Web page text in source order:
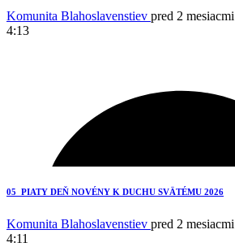
3
Komunita Blahoslavenstiev pred 2 mesiacmi
4:13
05_PIATY DEŇ NOVÉNY K DUCHU SVÄTÉMU 2026
Komunita Blahoslavenstiev pred 2 mesiacmi
4:11